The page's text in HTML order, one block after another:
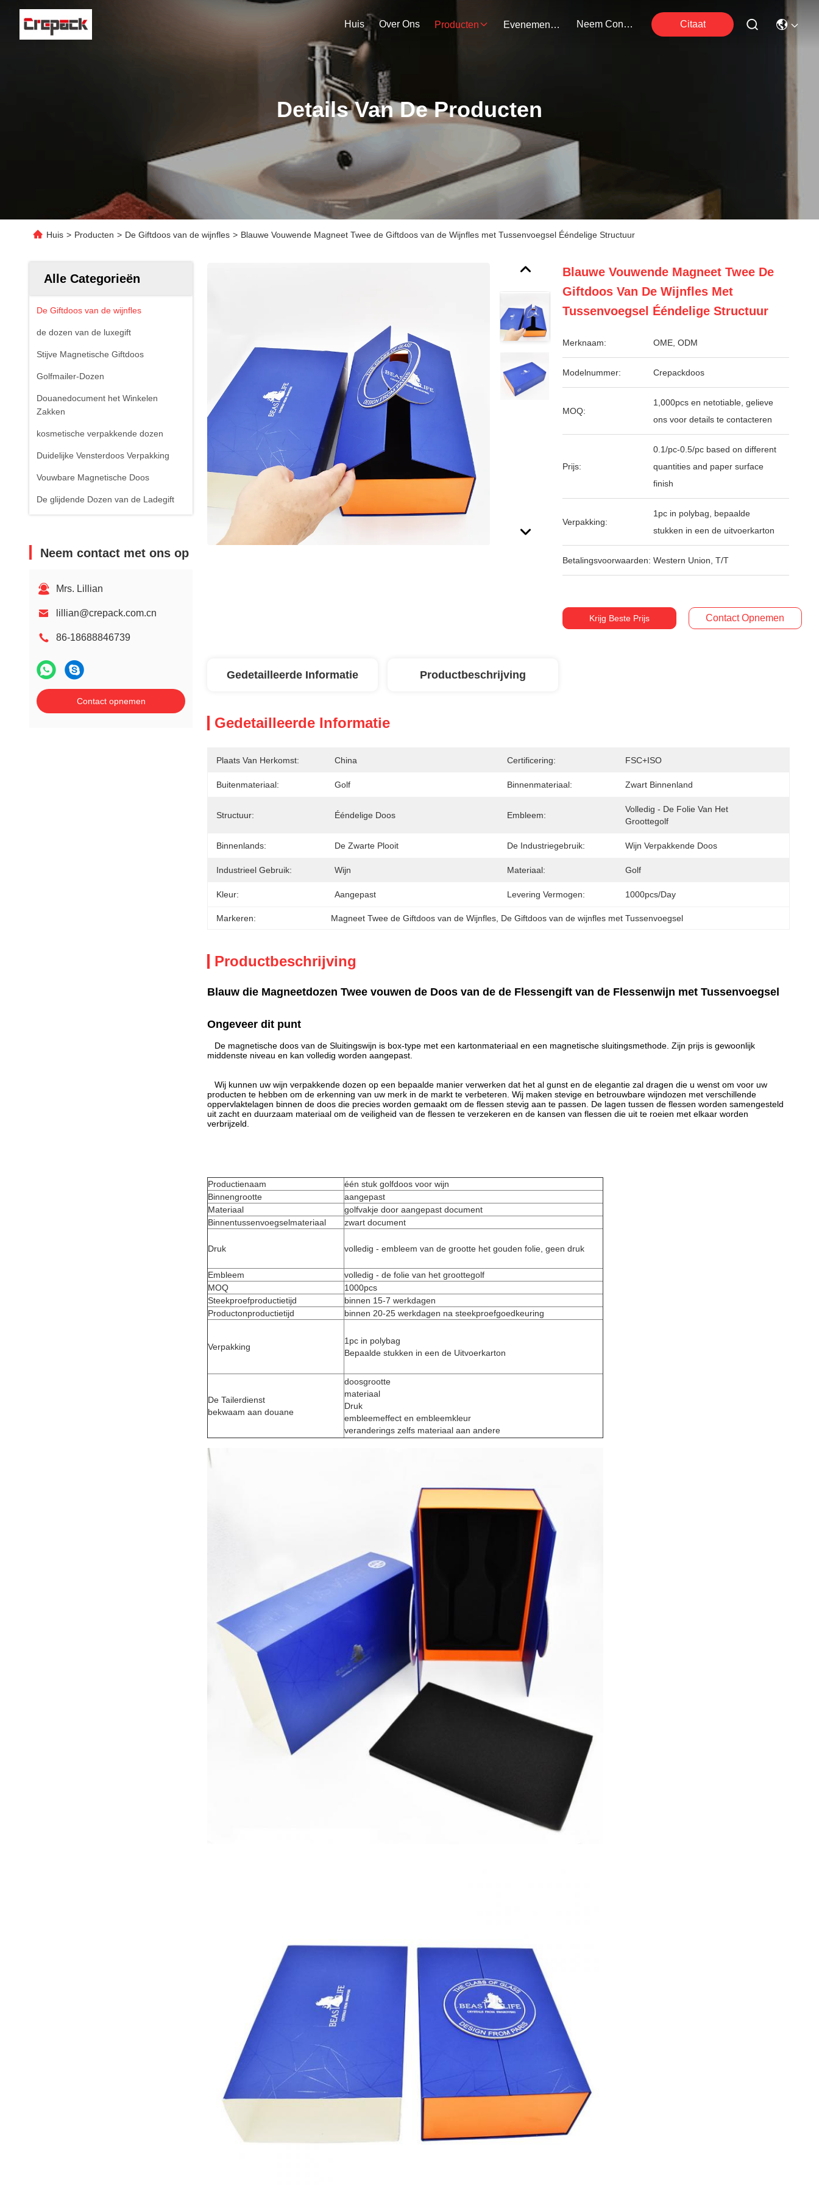
Huis Over Ons Producten Evenementen Neem Contact Met Ons Op Citaat
Details Van De Producten
Huis > Producten > De Giftdoos van de wijnfles > Blauwe Vouwende Magneet Twee de Giftdoos van de Wijnfles met Tussenvoegsel Ééndelige Structuur
Alle Categorieën
De Giftdoos van de wijnfles
de dozen van de luxegift
Stijve Magnetische Giftdoos
Golfmailer-Dozen
Douanedocument het Winkelen
Zakken
kosmetische verpakkende dozen
Duidelijke Vensterdoos Verpakking
Vouwbare Magnetische Doos
De glijdende Dozen van de Ladegift
Neem contact met ons op
Mrs. Lillian
lillian@crepack.com.cn
86-18688846739
Contact opnemen
Blauwe Vouwende Magneet Twee De
Giftdoos Van De Wijnfles Met
Tussenvoegsel Ééndelige Structuur
Merknaam: OME, ODM
Modelnummer: Crepackdoos
MOQ:
1,000pcs en netotiable, gelieve
ons voor details te contacteren
Prijs:
0.1/pc-0.5/pc based on different
quantities and paper surface
finish
Verpakking:
1pc in polybag, bepaalde
stukken in een de uitvoerkarton
Betalingsvoorwaarden: Western Union, T/T
Krijg Beste Prijs Contact Opnemen
Gedetailleerde Informatie Productbeschrijving
Gedetailleerde Informatie
Plaats Van Herkomst: China Certificering: FSC+ISO
Buitenmateriaal: Golf Binnenmateriaal: Zwart Binnenland
Structuur: Ééndelige Doos Embleem:
Volledig - De Folie Van Het
Groottegolf
Binnenlands: De Zwarte Plooit De Industriegebruik: Wijn Verpakkende Doos
Industrieel Gebruik: Wijn Materiaal: Golf
Kleur: Aangepast Levering Vermogen: 1000pcs/day
Markeren: Magneet Twee de Giftdoos van de Wijnfles De Giftdoos van de wijnfles met Tussenvoegsel
Productbeschrijving
Blauw die Magneetdozen Twee vouwen de Doos van de de Flessengift van de Flessenwijn met Tussenvoegsel
Ongeveer dit punt
De magnetische doos van de Sluitingswijn is box-type met een kartonmateriaal en een magnetische sluitingsmethode. Zijn prijs is gewoonlijk
middenste niveau en kan volledig worden aangepast.
Wij kunnen uw wijn verpakkende dozen op een bepaalde manier verwerken dat het al gunst en de elegantie zal dragen die u wenst om voor uw
producten te hebben om de erkenning van uw merk in de markt te verbeteren. Wij maken stevige en betrouwbare wijndozen met verschillende
oppervlaktelagen binnen de doos die precies worden gemaakt om de flessen stevig aan te passen. De lagen tussen de flessen worden samengesteld
uit zacht en duurzaam materiaal om de veiligheid van de flessen te verzekeren en de kansen van flessen die uit te roeien met elkaar worden
verbrijzeld.
Productienaam één stuk golfdoos voor wijn
Binnengrootte
aangepast
Materiaal
golfvakje door aangepast document
Binnentussenvoegselmateriaal
zwart document
Druk volledig - embleem van de grootte het gouden folie, geen druk
Embleem
volledig - de folie van het groottegolf
MOQ
1000pcs
Steekproefproductietijd
binnen 15-7 werkdagen
Productonproductietijd
binnen 20-25 werkdagen na steekproefgoedkeuring
Verpakking
1pc in polybag
Bepaalde stukken in een de Uitvoerkarton
De Tailerdienst
bekwaam aan douane
doosgrootte
materiaal
Druk
embleemeffect en embleemkleur
veranderings zelfs materiaal aan andere